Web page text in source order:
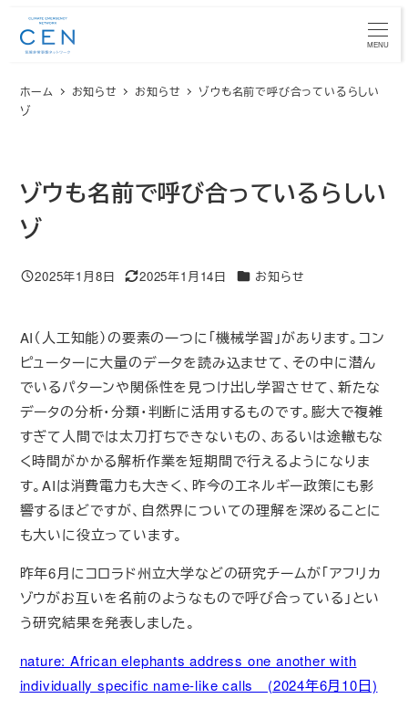
MENU
ホーム お知らせ お知らせ
ゾウも名前で呼び合っているらしい
ゾ
ゾウも名前で呼び合っているらしい
ゾ
投稿日
2025年1月8日
更新日
2025年1月14日 カテゴリー
お知らせ
AI（人工知能）の要素の一つに「機械学習」があります。コン
ピューターに大量のデータを読み込ませて、その中に潜ん
でいるパターンや関係性を見つけ出し学習させて、新たな
データの分析・分類・判断に活用するものです。膨大で複雑
すぎて人間では太刀打ちできないもの、あるいは途轍もな
く時間がかかる解析作業を短期間で行えるようになりま
す。AIは消費電力も大きく、昨今のエネルギー政策にも影
響するほどですが、自然界についての理解を深めることに
も大いに役立っています。
昨年6月にコロラド州立大学などの研究チームが「アフリカ
ゾウがお互いを名前のようなもので呼び合っている」とい
う研究結果を発表しました。
nature: African elephants address one another with
individually specific name-like calls (2024年6月10日)